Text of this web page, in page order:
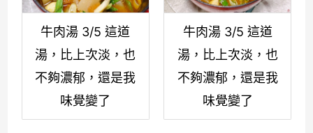
牛肉湯 3/5 這道
湯，比上次淡，也
不夠濃郁，還是我
味覺變了
牛肉湯 3/5 這道
湯，比上次淡，也
不夠濃郁，還是我
味覺變了